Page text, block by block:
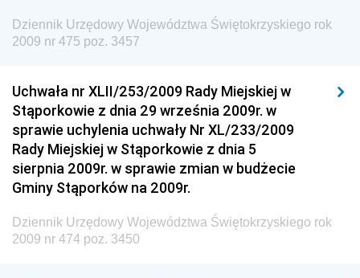
Dziennik Urzędowy Komendy Głównej Straży
Granicznej
Drogowego
Dziennik Urzędowy Narodowego Banku Polskiego
Dziennik Urzędowy Komendy Głównej Policji
Dziennik Urzędowy Ministra Pracy i Polityki
Społecznej
Dziennik Urzędowy Ministra Transportu, Budownictwa
i Gospodarki Morskiej
Dziennik Urzędowy Województwa Świętokrzyskiego rok
2009 nr 475 poz. 3457
Uchwała nr XLII/253/2009 Rady Miejskiej w
Stąporkowie z dnia 29 września 2009r. w
sprawie uchylenia uchwały Nr XL/233/2009
Rady Miejskiej w Stąporkowie z dnia 5
sierpnia 2009r. w sprawie zmian w budżecie
Gminy Stąporków na 2009r.
Dziennik Urzędowy Województwa Świętokrzyskiego rok
2009 nr 474 poz. 3450